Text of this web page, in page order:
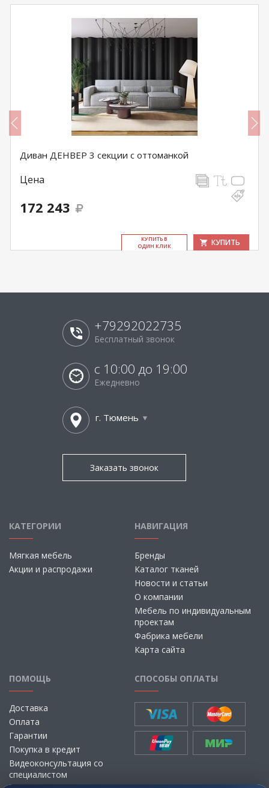
Диван ДЕНВЕР 3 секции с оттоманкой
Цена
172 243
КУ­ПИТЬ В
ОДИН КЛИК
КУПИТЬ
+79292022735
Бесплатный звонок
с 10:00 до 19:00
Ежедневно
г. Тюмень
Заказать звонок
КАТЕГОРИИ
Мягкая мебель
Акции и распродажи
НАВИГАЦИЯ
Бренды
Каталог тканей
Новости и статьи
О компании
Мебель по индивидуальным
проектам
Фабрика мебели
Карта сайта
ПОМОЩЬ
Доставка
Оплата
Гарантии
Покупка в кредит
Видеоконсультация со
специалистом
СПОСОБЫ ОПЛАТЫ